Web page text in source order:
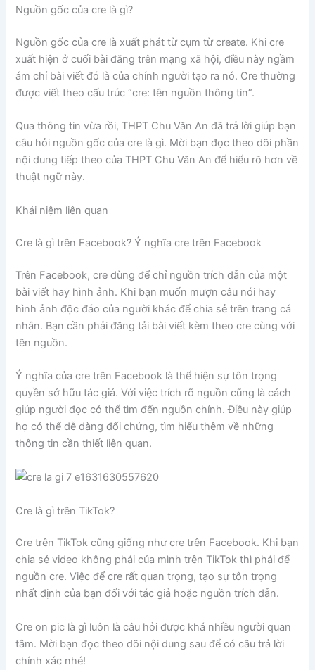
Nguồn gốc của cre là gì?
Nguồn gốc của cre là xuất phát từ cụm từ create. Khi cre
xuất hiện ở cuối bài đăng trên mạng xã hội, điều này ngầm
ám chỉ bài viết đó là của chính người tạo ra nó. Cre thường
được viết theo cấu trúc “cre: tên nguồn thông tin”.
Qua thông tin vừa rồi, THPT Chu Văn An đã trả lời giúp bạn
câu hỏi nguồn gốc của cre là gì. Mời bạn đọc theo dõi phần
nội dung tiếp theo của THPT Chu Văn An để hiểu rõ hơn về
thuật ngữ này.
Khái niệm liên quan
Cre là gì trên Facebook? Ý nghĩa cre trên Facebook
Trên Facebook, cre dùng để chỉ nguồn trích dẫn của một
bài viết hay hình ảnh. Khi bạn muốn mượn câu nói hay
hình ảnh độc đáo của người khác để chia sẻ trên trang cá
nhân. Bạn cần phải đăng tải bài viết kèm theo cre cùng với
tên nguồn.
Ý nghĩa của cre trên Facebook là thể hiện sự tôn trọng
quyền sở hữu tác giả. Với việc trích rõ nguồn cũng là cách
giúp người đọc có thể tìm đến nguồn chính. Điều này giúp
họ có thể dễ dàng đối chứng, tìm hiểu thêm về những
thông tin cần thiết liên quan.
Cre là gì trên TikTok?
Cre trên TikTok cũng giống như cre trên Facebook. Khi bạn
chia sẻ video không phải của mình trên TikTok thì phải để
nguồn cre. Việc để cre rất quan trọng, tạo sự tôn trọng
nhất định của bạn đối với tác giả hoặc nguồn trích dẫn.
Cre on pic là gì luôn là câu hỏi được khá nhiều người quan
tâm. Mời bạn đọc theo dõi nội dung sau để có câu trả lời
chính xác nhé!